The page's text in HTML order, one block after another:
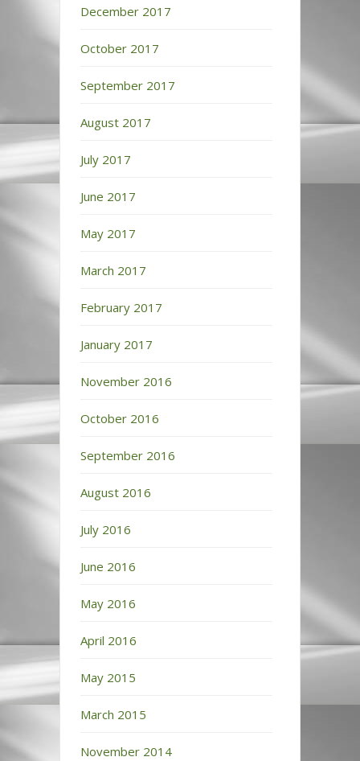
December 2017
October 2017
September 2017
August 2017
July 2017
June 2017
May 2017
March 2017
February 2017
January 2017
November 2016
October 2016
September 2016
August 2016
July 2016
June 2016
May 2016
April 2016
May 2015
March 2015
November 2014